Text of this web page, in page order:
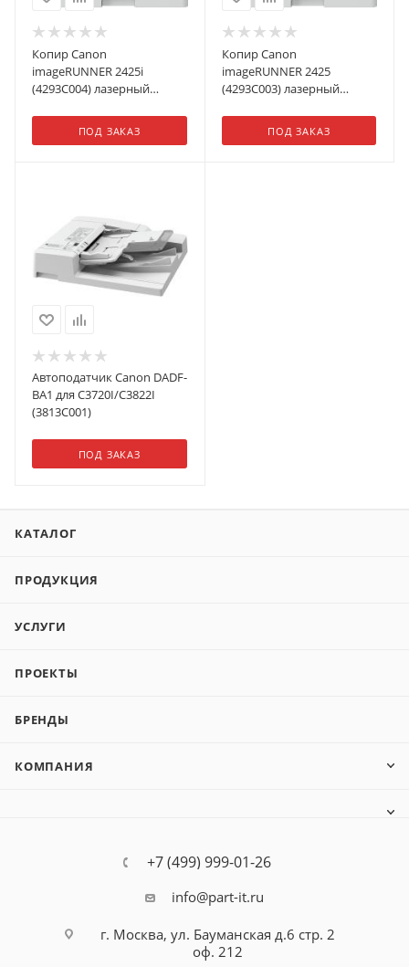
Копир Canon
imageRUNNER 2425i
(4293C004) лазерный
ПОД ЗАКАЗ
Копир Canon
imageRUNNER 2425
(4293C003) лазерный
(крышка в комплекте)
ПОД ЗАКАЗ
Автоподатчик Canon DADF-
BA1 для C3720I/C3822I
(3813C001)
ПОД ЗАКАЗ
КАТАЛОГ
ПРОДУКЦИЯ
УСЛУГИ
ПРОЕКТЫ
БРЕНДЫ
КОМПАНИЯ
+7 (499) 999-01-26
info@part-it.ru
г. Москва, ул. Бауманская д.6 стр. 2
оф. 212